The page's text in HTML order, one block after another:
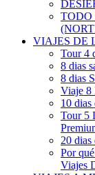
TODO
VIAJES DE
Tour 4
8 dias
8 dias
Viaje 8
10 dias
Tour 5
20 dias
Por
Viajes